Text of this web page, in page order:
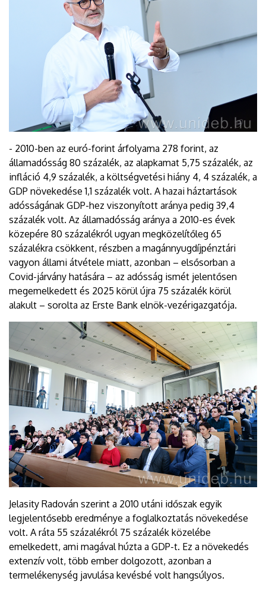
- 2010-ben az euró-forint árfolyama 278 forint, az
államadósság 80 százalék, az alapkamat 5,75 százalék, az
infláció 4,9 százalék, a költségvetési hiány 4, 4 százalék, a
GDP növekedése 1,1 százalék volt. A hazai háztartások
adósságának GDP-hez viszonyított aránya pedig 39,4
százalék volt. Az államadósság aránya a 2010-es évek
közepére 80 százalékról ugyan megközelítőleg 65
százalékra csökkent, részben a magánnyugdíjpénztári
vagyon állami átvétele miatt, azonban – elsősorban a
Covid-járvány hatására – az adósság ismét jelentősen
megemelkedett és 2025 körül újra 75 százalék körül
alakult – sorolta az Erste Bank elnök-vezérigazgatója.
Jelasity Radován szerint a 2010 utáni időszak egyik
legjelentősebb eredménye a foglalkoztatás növekedése
volt. A ráta 55 százalékról 75 százalék közelébe
emelkedett, ami magával húzta a GDP-t. Ez a növekedés
extenzív volt, több ember dolgozott, azonban a
termelékenység javulása kevésbé volt hangsúlyos.